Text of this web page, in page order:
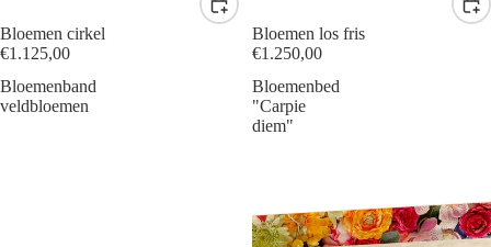
Bloemen cirkel
€1.125,00
Bloemen los fris
€1.250,00
Bloemenband
veldbloemen
Bloemenbed
"Carpie
diem"